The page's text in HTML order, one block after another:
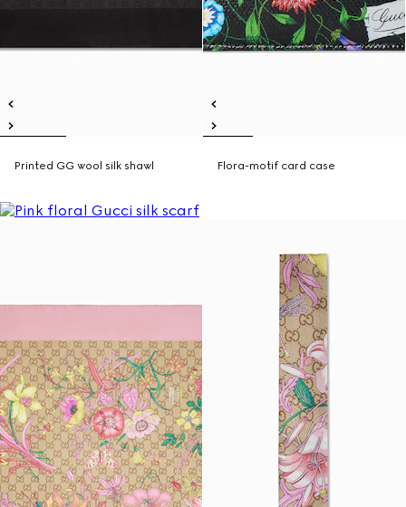
Printed GG wool silk shawl Flora-motif card case